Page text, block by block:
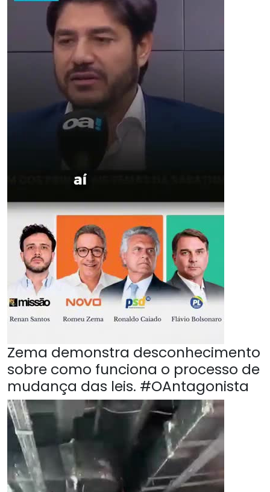
Zema demonstra desconhecimento
sobre como funciona o processo de
mudança das leis. #OAntagonista